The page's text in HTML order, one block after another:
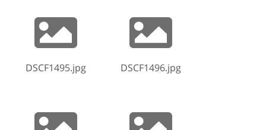
DSCF1495.jpg DSCF1496.jpg